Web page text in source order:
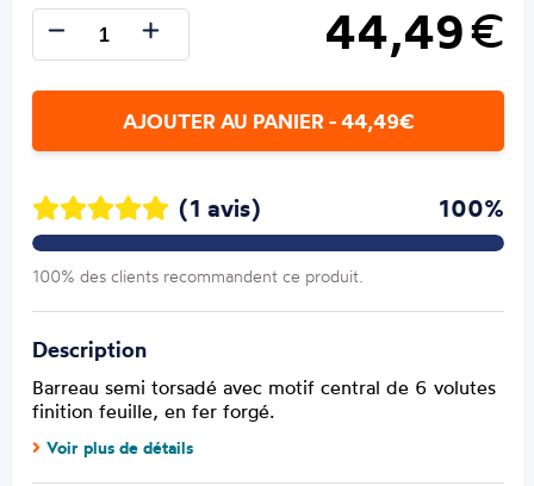
44,49€
AJOUTER AU PANIER - 44,49€
(1 avis) 100%
100% des clients recommandent ce produit.
Description
Barreau semi torsadé avec motif central de 6 volutes
finition feuille, en fer forgé.
Voir plus de détails